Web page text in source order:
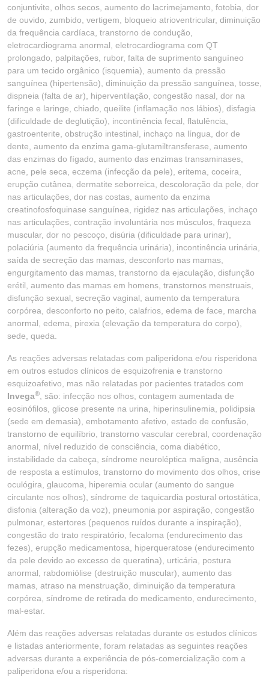
conjuntivite, olhos secos, aumento do lacrimejamento, fotobia, dor
de ouvido, zumbido, vertigem, bloqueio atrioventricular, diminuição
da frequência cardíaca, transtorno de condução,
eletrocardiograma anormal, eletrocardiograma com QT
prolongado, palpitações, rubor, falta de suprimento sanguíneo
para um tecido orgânico (isquemia), aumento da pressão
sanguínea (hipertensão), diminuição da pressão sanguínea, tosse,
dispneia (falta de ar), hiperventilação, congestão nasal, dor na
faringe e laringe, chiado, queilite (inflamação nos lábios), disfagia
(dificuldade de deglutição), incontinência fecal, flatulência,
gastroenterite, obstrução intestinal, inchaço na língua, dor de
dente, aumento da enzima gama-glutamiltransferase, aumento
das enzimas do fígado, aumento das enzimas transaminases,
acne, pele seca, eczema (infecção da pele), eritema, coceira,
erupção cutânea, dermatite seborreica, descoloração da pele, dor
nas articulações, dor nas costas, aumento da enzima
creatinofosfoquinase sanguínea, rigidez nas articulações, inchaço
nas articulações, contração involuntária nos músculos, fraqueza
muscular, dor no pescoço, disúria (dificuldade para urinar),
polaciúria (aumento da frequência urinária), incontinência urinária,
saída de secreção das mamas, desconforto nas mamas,
engurgitamento das mamas, transtorno da ejaculação, disfunção
erétil, aumento das mamas em homens, transtornos menstruais,
disfunção sexual, secreção vaginal, aumento da temperatura
corpórea, desconforto no peito, calafrios, edema de face, marcha
anormal, edema, pirexia (elevação da temperatura do corpo),
sede, queda.
As reações adversas relatadas com paliperidona e/ou risperidona
em outros estudos clínicos de esquizofrenia e transtorno
esquizoafetivo, mas não relatadas por pacientes tratados com
Invega®
, são: infecção nos olhos, contagem aumentada de
eosinófilos, glicose presente na urina, hiperinsulinemia, polidipsia
(sede em demasia), embotamento afetivo, estado de confusão,
transtorno de equilíbrio, transtorno vascular cerebral, coordenação
anormal, nível reduzido de consciência, coma diabético,
instabilidade da cabeça, síndrome neuroléptica maligna, ausência
de resposta a estímulos, transtorno do movimento dos olhos, crise
oculógira, glaucoma, hiperemia ocular (aumento do sangue
circulante nos olhos), síndrome de taquicardia postural ortostática,
disfonia (alteração da voz), pneumonia por aspiração, congestão
pulmonar, estertores (pequenos ruídos durante a inspiração),
congestão do trato respiratório, fecaloma (endurecimento das
fezes), erupção medicamentosa, hiperqueratose (endurecimento
da pele devido ao excesso de queratina), urticária, postura
anormal, rabdomiólise (destruição muscular), aumento das
mamas, atraso na menstruação, diminuição da temperatura
corpórea, síndrome de retirada do medicamento, endurecimento,
mal-estar.
Além das reações adversas relatadas durante os estudos clínicos
e listadas anteriormente, foram relatadas as seguintes reações
adversas durante a experiência de pós-comercialização com a
paliperidona e/ou a risperidona: